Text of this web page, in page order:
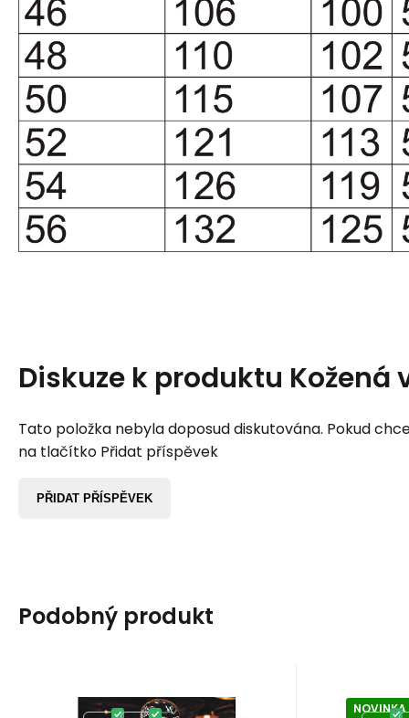
Diskuze k produktu Kožená
Tato položka nebyla doposud diskutována. Pokud
na tlačítko Přidat příspěvek
PŘIDAT PŘÍSPĚVEK
Podobný produkt
Kód:A18867
Skladem 2 ks
NOVINKA